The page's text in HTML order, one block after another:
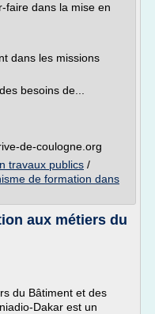
faire dans la mise en
dans les missions
besoins de...
de-coulogne.org
travaux publics /
de formation dans
aux métiers du
du Bâtiment et des
Dakar est un